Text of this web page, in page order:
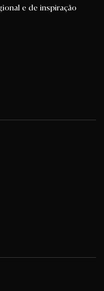
e de inspiração